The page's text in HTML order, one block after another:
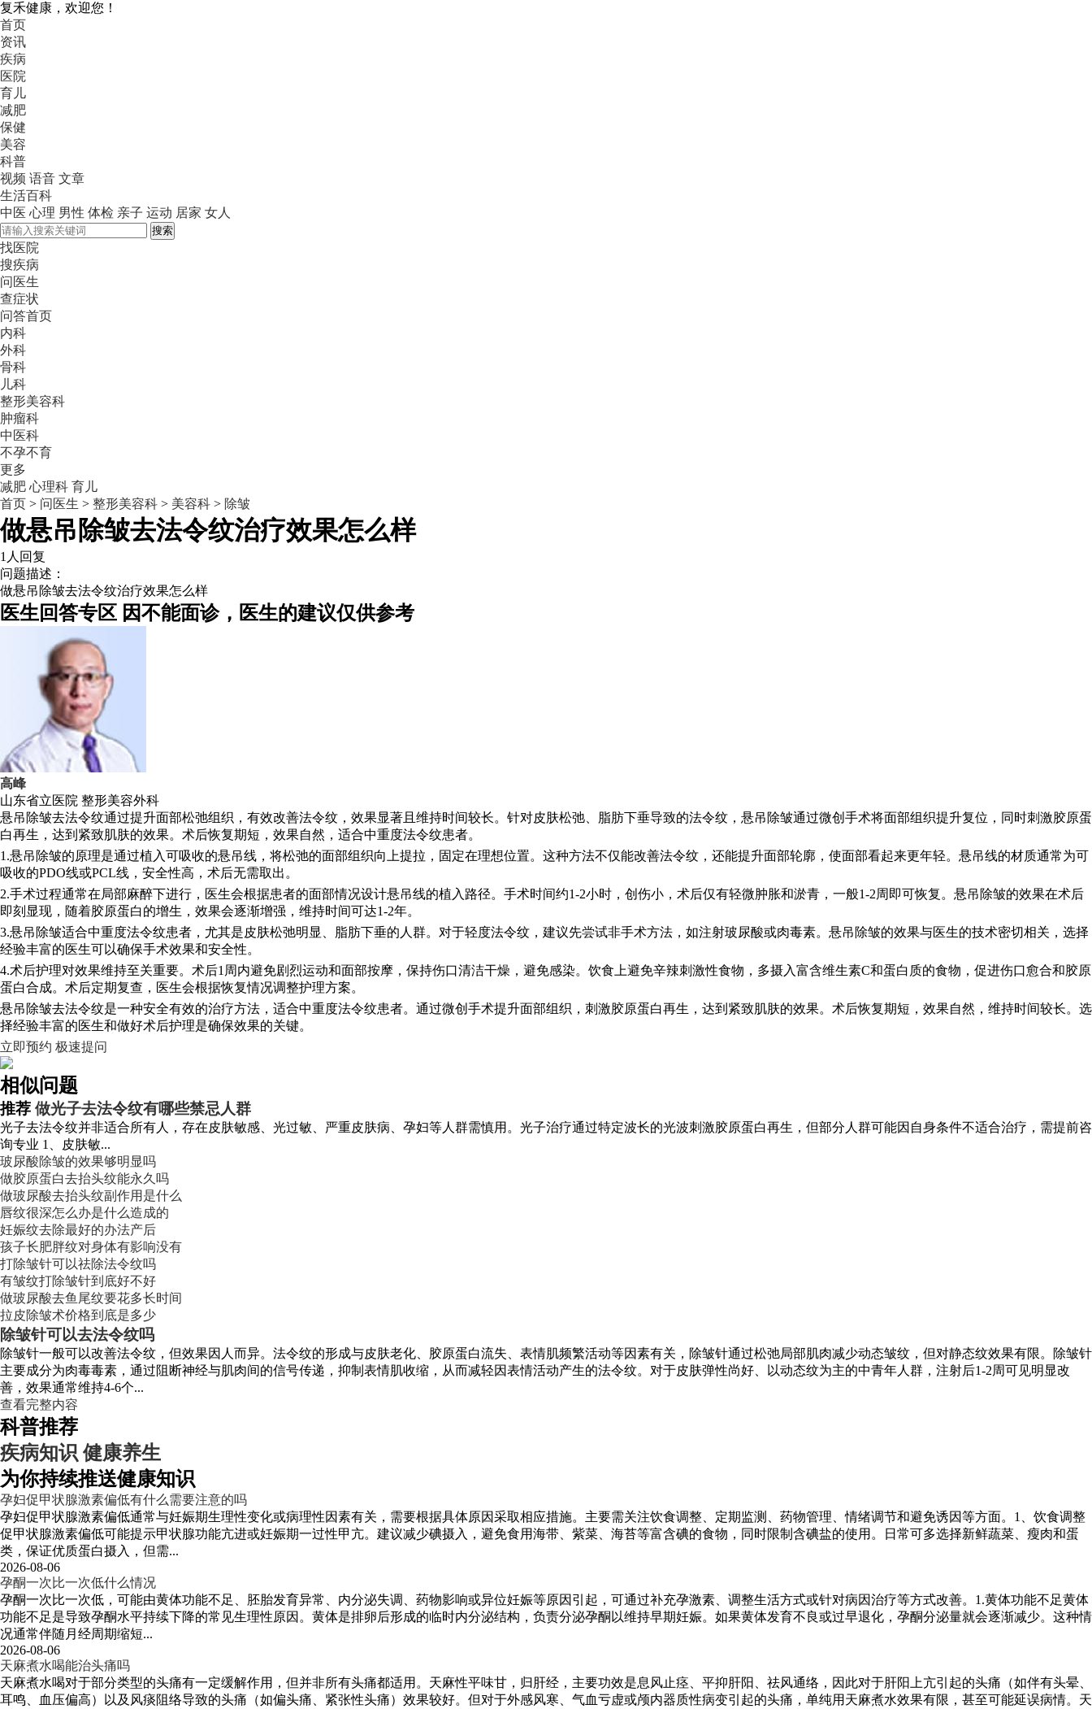
复禾健康，欢迎您！
首页
资讯
疾病
医院
育儿
减肥
保健
美容
科普
视频 语音 文章
生活百科
中医 心理 男性 体检 亲子 运动 居家 女人
搜索
找医院
搜疾病
问医生
查症状
问答首页
内科
外科
骨科
儿科
整形美容科
肿瘤科
中医科
不孕不育
更多
减肥 心理科 育儿
首页 > 问医生 > 整形美容科 > 美容科 > 除皱
做悬吊除皱去法令纹治疗效果怎么样
1人回复
问题描述：
做悬吊除皱去法令纹治疗效果怎么样
医生回答专区 因不能面诊，医生的建议仅供参考
高峰
山东省立医院 整形美容外科
悬吊除皱去法令纹通过提升面部松弛组织，有效改善法令纹，效果显著且维持时间较长。针对皮肤松弛、脂肪下垂导致的法令纹，悬吊除皱通过微创手术将面部组织提升复位，同时刺激胶原蛋
白再生，达到紧致肌肤的效果。术后恢复期短，效果自然，适合中重度法令纹患者。
1.悬吊除皱的原理是通过植入可吸收的悬吊线，将松弛的面部组织向上提拉，固定在理想位置。这种方法不仅能改善法令纹，还能提升面部轮廓，使面部看起来更年轻。悬吊线的材质通常为可
吸收的PDO线或PCL线，安全性高，术后无需取出。
2.手术过程通常在局部麻醉下进行，医生会根据患者的面部情况设计悬吊线的植入路径。手术时间约1-2小时，创伤小，术后仅有轻微肿胀和淤青，一般1-2周即可恢复。悬吊除皱的效果在术后
即刻显现，随着胶原蛋白的增生，效果会逐渐增强，维持时间可达1-2年。
3.悬吊除皱适合中重度法令纹患者，尤其是皮肤松弛明显、脂肪下垂的人群。对于轻度法令纹，建议先尝试非手术方法，如注射玻尿酸或肉毒素。悬吊除皱的效果与医生的技术密切相关，选择
经验丰富的医生可以确保手术效果和安全性。
4.术后护理对效果维持至关重要。术后1周内避免剧烈运动和面部按摩，保持伤口清洁干燥，避免感染。饮食上避免辛辣刺激性食物，多摄入富含维生素C和蛋白质的食物，促进伤口愈合和胶原
蛋白合成。术后定期复查，医生会根据恢复情况调整护理方案。
悬吊除皱去法令纹是一种安全有效的治疗方法，适合中重度法令纹患者。通过微创手术提升面部组织，刺激胶原蛋白再生，达到紧致肌肤的效果。术后恢复期短，效果自然，维持时间较长。选
择经验丰富的医生和做好术后护理是确保效果的关键。
立即预约 极速提问
相似问题
推荐 做光子去法令纹有哪些禁忌人群
光子去法令纹并非适合所有人，存在皮肤敏感、光过敏、严重皮肤病、孕妇等人群需慎用。光子治疗通过特定波长的光波刺激胶原蛋白再生，但部分人群可能因自身条件不适合治疗，需提前咨
询专业 1、皮肤敏...
玻尿酸除皱的效果够明显吗
做胶原蛋白去抬头纹能永久吗
做玻尿酸去抬头纹副作用是什么
唇纹很深怎么办是什么造成的
妊娠纹去除最好的办法产后
孩子长肥胖纹对身体有影响没有
打除皱针可以祛除法令纹吗
有皱纹打除皱针到底好不好
做玻尿酸去鱼尾纹要花多长时间
拉皮除皱术价格到底是多少
除皱针可以去法令纹吗
除皱针一般可以改善法令纹，但效果因人而异。法令纹的形成与皮肤老化、胶原蛋白流失、表情肌频繁活动等因素有关，除皱针通过松弛局部肌肉减少动态皱纹，但对静态纹效果有限。除皱针
主要成分为肉毒毒素，通过阻断神经与肌肉间的信号传递，抑制表情肌收缩，从而减轻因表情活动产生的法令纹。对于皮肤弹性尚好、以动态纹为主的中青年人群，注射后1-2周可见明显改
善，效果通常维持4-6个...
查看完整内容
科普推荐
疾病知识 健康养生
为你持续推送健康知识
孕妇促甲状腺激素偏低有什么需要注意的吗
孕妇促甲状腺激素偏低通常与妊娠期生理性变化或病理性因素有关，需要根据具体原因采取相应措施。主要需关注饮食调整、定期监测、药物管理、情绪调节和避免诱因等方面。1、饮食调整
促甲状腺激素偏低可能提示甲状腺功能亢进或妊娠期一过性甲亢。建议减少碘摄入，避免食用海带、紫菜、海苔等富含碘的食物，同时限制含碘盐的使用。日常可多选择新鲜蔬菜、瘦肉和蛋
类，保证优质蛋白摄入，但需...
2026-08-06
孕酮一次比一次低什么情况
孕酮一次比一次低，可能由黄体功能不足、胚胎发育异常、内分泌失调、药物影响或异位妊娠等原因引起，可通过补充孕激素、调整生活方式或针对病因治疗等方式改善。1.黄体功能不足黄体
功能不足是导致孕酮水平持续下降的常见生理性原因。黄体是排卵后形成的临时内分泌结构，负责分泌孕酮以维持早期妊娠。如果黄体发育不良或过早退化，孕酮分泌量就会逐渐减少。这种情
况通常伴随月经周期缩短...
2026-08-06
天麻煮水喝能治头痛吗
天麻煮水喝对于部分类型的头痛有一定缓解作用，但并非所有头痛都适用。天麻性平味甘，归肝经，主要功效是息风止痉、平抑肝阳、祛风通络，因此对于肝阳上亢引起的头痛（如伴有头晕、
耳鸣、血压偏高）以及风痰阻络导致的头痛（如偏头痛、紧张性头痛）效果较好。但对于外感风寒、气血亏虚或颅内器质性病变引起的头痛，单纯用天麻煮水效果有限，甚至可能延误病情。天